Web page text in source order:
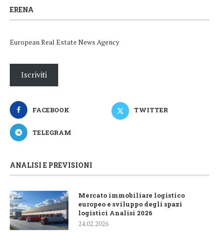
ERENA
European Real Estate News Agency
Iscriviti
FACEBOOK TWITTER
TELEGRAM
ANALISI E PREVISIONI
Mercato immobiliare logistico
europeo e sviluppo degli spazi
logistici Analisi 2026
24.02.2026